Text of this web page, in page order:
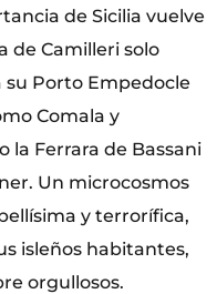
de Sicilia vuelve
de Camilleri solo
Porto Empedocle
Comala y
la Ferrara de Bassani
Un microcosmos
y terrorífica,
isleños habitantes,
orgullosos.